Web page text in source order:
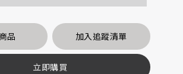
品 加入追蹤清單
立即購買